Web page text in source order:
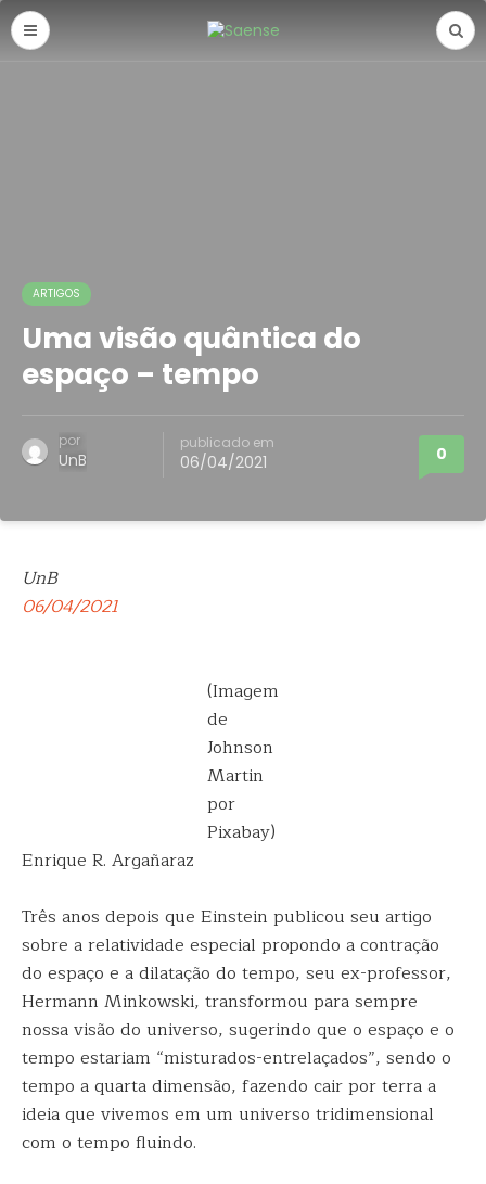
ARTIGOS
Uma visão quântica do
espaço – tempo
por
UnB
publicado em
06/04/2021 0
UnB
06/04/2021
(Imagem
de
Johnson
Martin
por
Pixabay)
Enrique R. Argañaraz
Três anos depois que Einstein publicou seu artigo
sobre a relatividade especial propondo a contração
do espaço e a dilatação do tempo, seu ex-professor,
Hermann Minkowski, transformou para sempre
nossa visão do universo, sugerindo que o espaço e o
tempo estariam “misturados-entrelaçados”, sendo o
tempo a quarta dimensão, fazendo cair por terra a
ideia que vivemos em um universo tridimensional
com o tempo fluindo.